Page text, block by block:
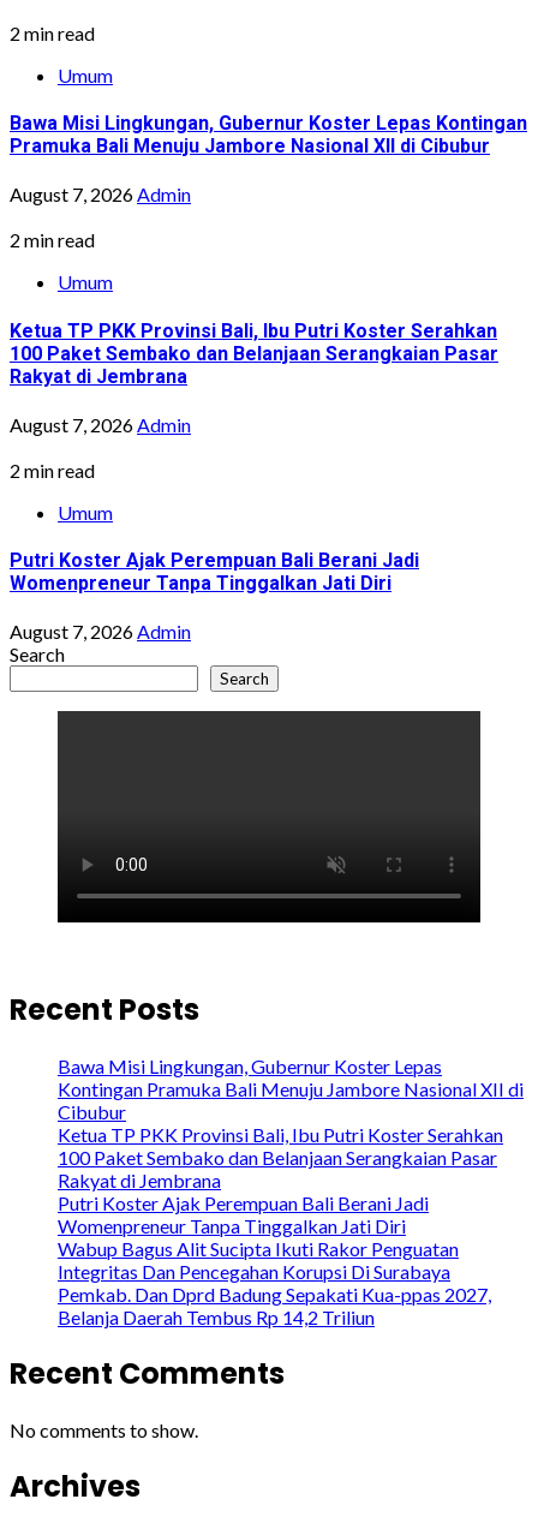
2 min read
Umum
Bawa Misi Lingkungan, Gubernur Koster Lepas Kontingan
Pramuka Bali Menuju Jambore Nasional XII di Cibubur
August 7, 2026Admin
2 min read
Umum
Ketua TP PKK Provinsi Bali, Ibu Putri Koster Serahkan
100 Paket Sembako dan Belanjaan Serangkaian Pasar
Rakyat di Jembrana
August 7, 2026Admin
2 min read
Umum
Putri Koster Ajak Perempuan Bali Berani Jadi
Womenpreneur Tanpa Tinggalkan Jati Diri
August 7, 2026Admin
Search
Search
Recent Posts
Bawa Misi Lingkungan, Gubernur Koster Lepas
Kontingan Pramuka Bali Menuju Jambore Nasional XII di
Cibubur
Ketua TP PKK Provinsi Bali, Ibu Putri Koster Serahkan
100 Paket Sembako dan Belanjaan Serangkaian Pasar
Rakyat di Jembrana
Putri Koster Ajak Perempuan Bali Berani Jadi
Womenpreneur Tanpa Tinggalkan Jati Diri
Wabup Bagus Alit Sucipta Ikuti Rakor Penguatan
Integritas Dan Pencegahan Korupsi Di Surabaya
Pemkab. Dan Dprd Badung Sepakati Kua-ppas 2027,
Belanja Daerah Tembus Rp 14,2 Triliun
Recent Comments
No comments to show.
Archives